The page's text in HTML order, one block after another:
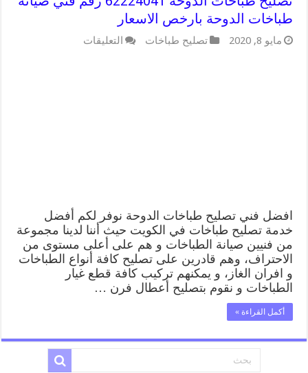
طباخات الدوحة بارخص الاسعار
مايو 8, 2020 تصليح طباخات التعليقات
افضل فني تصليح طباخات الدوحة نوفر لكم أفضل
خدمة تصليح طباخات في الكويت حيث أننا لدينا مجموعة
من فنيين صيانة الطباخات و هم على أعلى مستوى من
الاحتراف، وهم قادرين على تصليح كافة أنواع الطباخات
و افران الغاز، و يمكنهم تركيب كافة قطع غيار
الطباخات و نقوم بتصليح أعطال فرن …
أكمل القراءة »